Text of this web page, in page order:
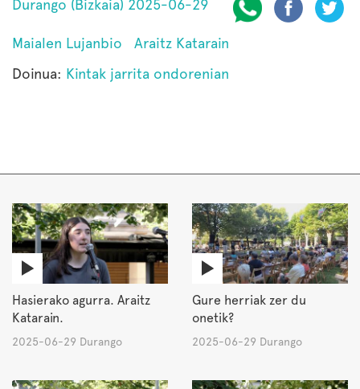
Durango (Bizkaia) 2025-06-29
Maialen Lujanbio
Araitz Katarain
Doinua: Kintak jarrita ondorenian
Hasierako agurra. Araitz
Katarain.
2025-06-29 Durango
Gure herriak zer du
onetik?
2025-06-29 Durango